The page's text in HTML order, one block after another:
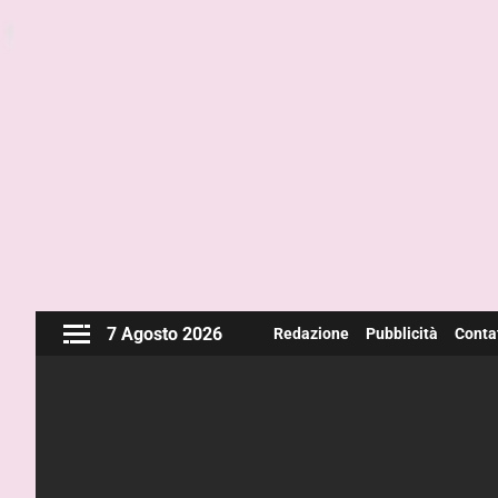
7 Agosto 2026 Redazione Pubblicità